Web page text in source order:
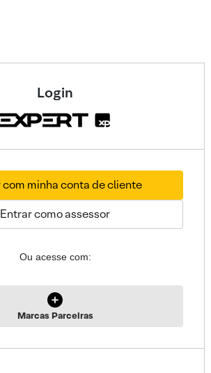
Login
com minha conta de cliente
Entrar como assessor
Ou acesse com:
Marcas Parceiras